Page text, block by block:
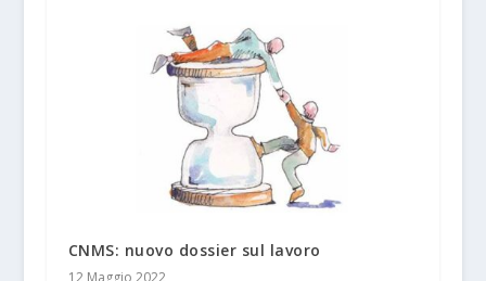
CNMS: nuovo dossier sul lavoro
12 Maggio 2022